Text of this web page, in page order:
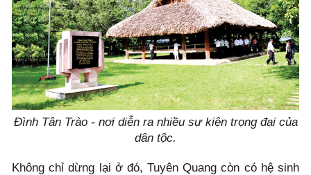
Đình Tân Trào - nơi diễn ra nhiều sự kiện trọng đại của
dân tộc.
Không chỉ dừng lại ở đó, Tuyên Quang còn có hệ sinh